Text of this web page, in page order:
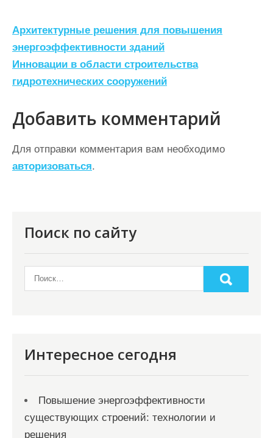
Н
а
в
и
г
а
ц
и
м
Архитектурные решения для повышения
энергоэффективности зданий
Инновации в области строительства
гидротехнических сооружений
Добавить комментарий
Для отправки комментария вам необходимо
авторизоваться.
Поиск по сайту
Интересное сегодня
Повышение энергоэффективности
существующих строений: технологии и
решения